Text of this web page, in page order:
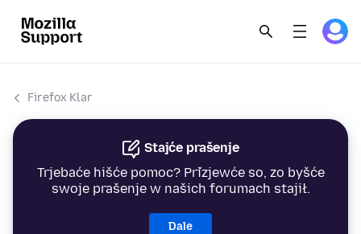
Firefox Klar
Stajće prašenje
Trjebaće hišće pomoc? Přizjewće so, zo byšće
swoje prašenje w našich forumach stajił.
Dale